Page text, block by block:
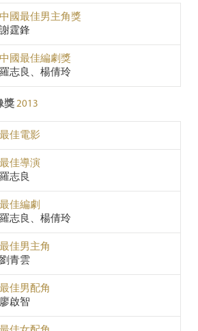
中國最佳男主角獎
謝霆鋒
中國最佳編劇獎
羅志良、楊倩玲
獎 2013
最佳電影
最佳導演
羅志良
最佳編劇
羅志良、楊倩玲
最佳男主角
劉青雲
最佳男配角
廖啟智